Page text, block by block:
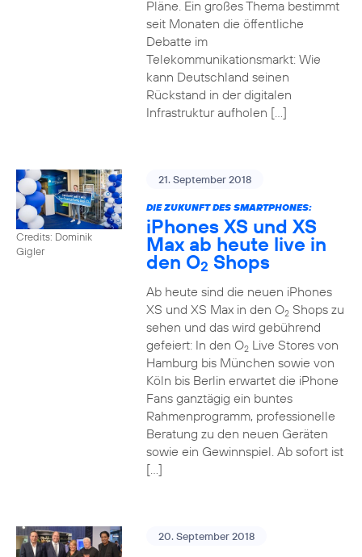
Pläne. Ein großes Thema bestimmt
seit Monaten die öffentliche
Debatte im
Telekommunikationsmarkt: Wie
kann Deutschland seinen
Rückstand in der digitalen
Infrastruktur aufholen […]
Credits: Dominik
Gigler
21. September 2018
DIE ZUKUNFT DES SMARTPHONES:
iPhones XS und XS
Max ab heute live in
den O2 Shops
Ab heute sind die neuen iPhones
XS und XS Max in den O2Shops zu
sehen und das wird gebührend
gefeiert: In den O2Live Stores von
Hamburg bis München sowie von
Köln bis Berlin erwartet die iPhone
Fans ganztägig ein buntes
Rahmenprogramm, professionelle
Beratung zu den neuen Geräten
sowie ein Gewinnspiel. Ab sofort ist
[…]
20. September 2018